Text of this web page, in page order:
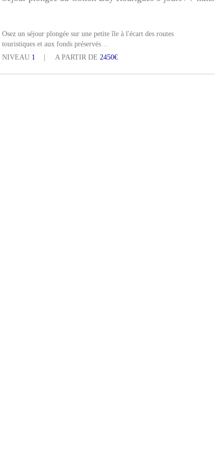
Osez un séjour plongée sur une petite île à l'écart des routes
touristiques et aux fonds préservés…
NIVEAU 1 A PARTIR DE 2450€